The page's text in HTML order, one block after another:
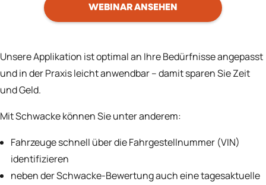
WEBINAR ANSEHEN
Unsere Applikation ist optimal an Ihre Bedürfnisse angepasst
und in der Praxis leicht anwendbar – damit sparen Sie Zeit
und Geld.
Mit Schwacke können Sie unter anderem:
Fahrzeuge schnell über die Fahrgestellnummer (VIN)
identifizieren
neben der Schwacke-Bewertung auch eine tagesaktuelle